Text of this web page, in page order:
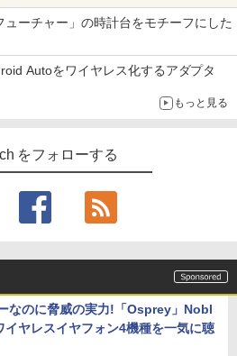
ューチャー」の時計台をモチーフにした
Autoをワイヤレス化するアダプタ
もっと見る
をフォローする
なのに脅威の実力!「Osprey」Nobl
ヤレスイヤフォン4機種を一気に聴